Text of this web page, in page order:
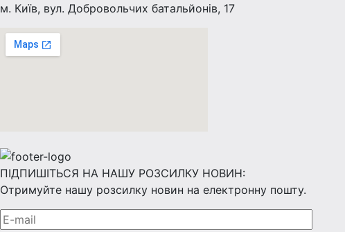
м. Київ, вул. Добровольчих батальйонів, 17
ПІДПИШІТЬСЯ НА НАШУ РОЗСИЛКУ НОВИН:
Отримуйте нашу розсилку новин на електронну пошту.